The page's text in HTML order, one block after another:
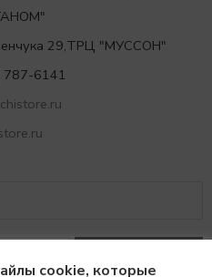
29,ТРЦ "МУССОН"
787-6141
cookie, которые